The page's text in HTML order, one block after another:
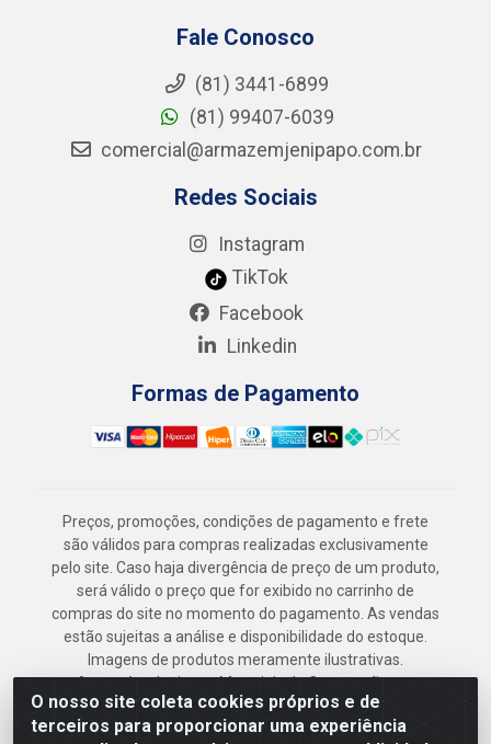
O nosso site coleta cookies próprios e de
terceiros para proporcionar uma experiência
Fale Conosco
(81) 3441-6899
(81) 99407-6039
comercial@armazemjenipapo.com.br
Redes Sociais
Instagram
TikTok
Facebook
Linkedin
Formas de Pagamento
Preços, promoções, condições de pagamento e frete
são válidos para compras realizadas exclusivamente
pelo site. Caso haja divergência de preço de um produto,
será válido o preço que for exibido no carrinho de
compras do site no momento do pagamento. As vendas
estão sujeitas a análise e disponibilidade do estoque.
Imagens de produtos meramente ilustrativas.
Armazém Jenipapo Materiais de Construção em
Geral LTDA - Rua das Flores, 2691 - Guabiraba,
Recife/PE - CEP 52.291-630 - CNPJ